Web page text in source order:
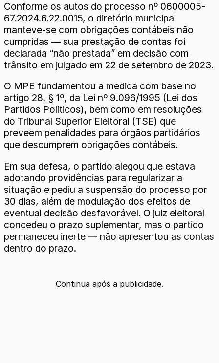
Conforme os autos do processo nº 0600005-
67.2024.6.22.0015, o diretório municipal
manteve-se com obrigações contábeis não
cumpridas — sua prestação de contas foi
declarada “não prestada” em decisão com
trânsito em julgado em 22 de setembro de 2023.
O MPE fundamentou a medida com base no
artigo 28, § 1º, da Lei nº 9.096/1995 (Lei dos
Partidos Políticos), bem como em resoluções
do Tribunal Superior Eleitoral (TSE) que
preveem penalidades para órgãos partidários
que descumprem obrigações contábeis.
Em sua defesa, o partido alegou que estava
adotando providências para regularizar a
situação e pediu a suspensão do processo por
30 dias, além de modulação dos efeitos de
eventual decisão desfavorável. O juiz eleitoral
concedeu o prazo suplementar, mas o partido
permaneceu inerte — não apresentou as contas
dentro do prazo.
Continua após a publicidade.